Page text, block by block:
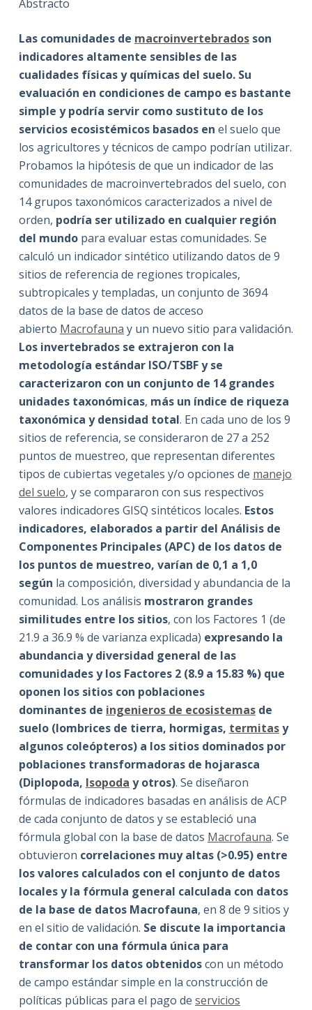
Abstracto
Las comunidades de macroinvertebradosson
indicadores altamente sensibles de las
cualidades físicas y químicas del suelo. Su
evaluación en condiciones de campo es bastante
simple y podría servir como sustituto de los
servicios ecosistémicos basados en el suelo que
los agricultores y técnicos de campo podrían utilizar.
Probamos la hipótesis de que un indicador de las
comunidades de macroinvertebrados del suelo, con
14 grupos taxonómicos caracterizados a nivel de
orden, podría ser utilizado en cualquier región
del mundopara evaluar estas comunidades. Se
calculó un indicador sintético utilizando datos de 9
sitios de referencia de regiones tropicales,
subtropicales y templadas, un conjunto de 3694
datos de la base de datos de acceso
abierto Macrofauna y un nuevo sitio para validación.
Los invertebrados se extrajeron con la
metodología estándar ISO/TSBF y se
caracterizaron con un conjunto de 14 grandes
unidades taxonómicas, más un índice de riqueza
taxonómica y densidad total. En cada uno de los 9
sitios de referencia, se consideraron de 27 a 252
puntos de muestreo, que representan diferentes
tipos de cubiertas vegetales y/o opciones de manejo
del suelo, y se compararon con sus respectivos
valores indicadores GISQ sintéticos locales. Estos
indicadores, elaborados a partir del Análisis de
Componentes Principales (APC) de los datos de
los puntos de muestreo, varían de 0,1 a 1,0
según la composición, diversidad y abundancia de la
comunidad. Los análisis mostraron grandes
similitudes entre los sitios, con los Factores 1 (de
21.9 a 36.9 % de varianza explicada) expresando la
abundancia y diversidad general de las
comunidades y los Factores 2 (8.9 a 15.83 %) que
oponen los sitios con poblaciones
dominantes de ingenieros de ecosistemasde
suelo (lombrices de tierra, hormigas, termitasy
algunos coleópteros) a los sitios dominados por
poblaciones transformadoras de hojarasca
(Diplopoda, Isopoda y otros). Se diseñaron
fórmulas de indicadores basadas en análisis de ACP
de cada conjunto de datos y se estableció una
fórmula global con la base de datos Macrofauna. Se
obtuvieron correlaciones muy altas (>0.95) entre
los valores calculados con el conjunto de datos
locales y la fórmula general calculada con datos
de la base de datos Macrofauna, en 8 de 9 sitios y
en el sitio de validación. Se discute la importancia
de contar con una fórmula única para
transformar los datos obtenidoscon un método
de campo estándar simple en la construcción de
políticas públicas para el pago de servicios